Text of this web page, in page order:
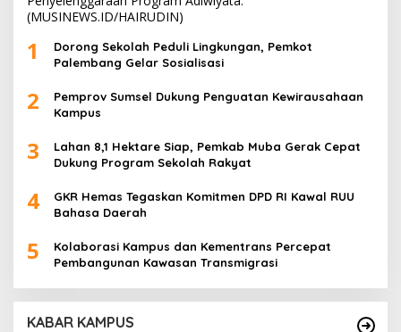
1
Dorong Sekolah Peduli Lingkungan, Pemkot
Palembang Gelar Sosialisasi
2
Pemprov Sumsel Dukung Penguatan Kewirausahaan
Kampus
3
Lahan 8,1 Hektare Siap, Pemkab Muba Gerak Cepat
Dukung Program Sekolah Rakyat
4
GKR Hemas Tegaskan Komitmen DPD RI Kawal RUU
Bahasa Daerah
5
Kolaborasi Kampus dan Kementrans Percepat
Pembangunan Kawasan Transmigrasi
KABAR KAMPUS